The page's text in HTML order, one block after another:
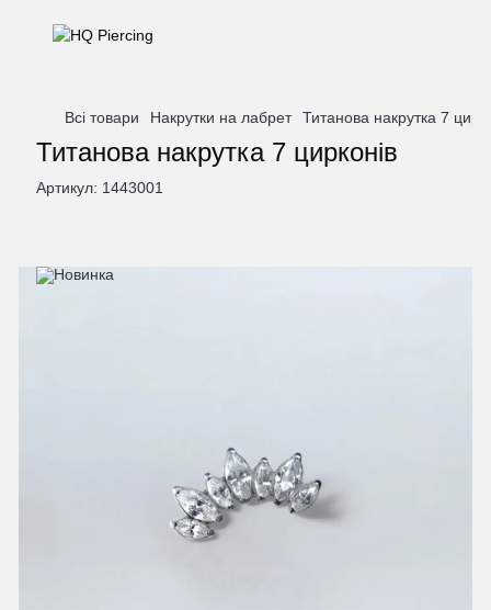
Всі товари Накрутки на лабрет Титанова накрутка 7
Титанова накрутка 7 цирконів
Артикул: 1443001